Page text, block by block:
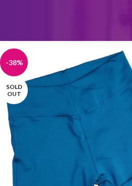
-38%
SOLD
OUT